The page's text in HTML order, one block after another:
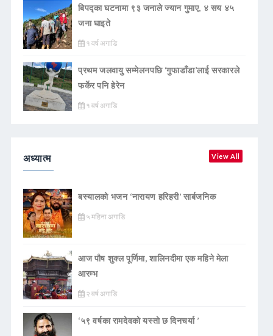
बिपद्का घटनामा ९३ जनाले ज्यान गुमाए, ४ सय ४५
जना घाइते
१ वर्ष अगाडि
प्रथम जलवायु सम्मेलनपछि ‘गुफाडाँडा’लाई सरकारले
फर्केर पनि हेरेन
१ वर्ष अगाडि
अध्यात्म View All
बस्यालको भजन ‘नारायण हरिहरी’ सार्बजनिक
५ महिना अगाडि
आज पौष शुक्ल पूर्णिमा, शालिनदीमा एक महिने मेला
आरम्भ
२ वर्ष अगाडि
‘५९ वर्षका रामदेवकाे यस्ताे छ दिनचर्या ’